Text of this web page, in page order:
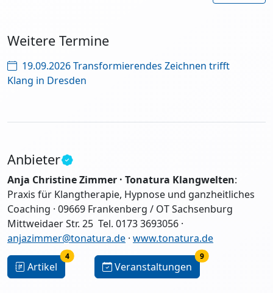
Weitere Termine
19.09.2026 Transformierendes Zeichnen trifft
Klang in Dresden
Anbieter
Anja Christine Zimmer · Tonatura Klangwelten:
Praxis für Klangtherapie, Hypnose und ganzheitliches
Coaching · 09669 Frankenberg / OT Sachsenburg
Mittweidaer Str. 25 Tel. 0173 3693056 ·
anjazimmer@tonatura.de · www.tonatura.de
Artikel
4
Veranstaltungen
9